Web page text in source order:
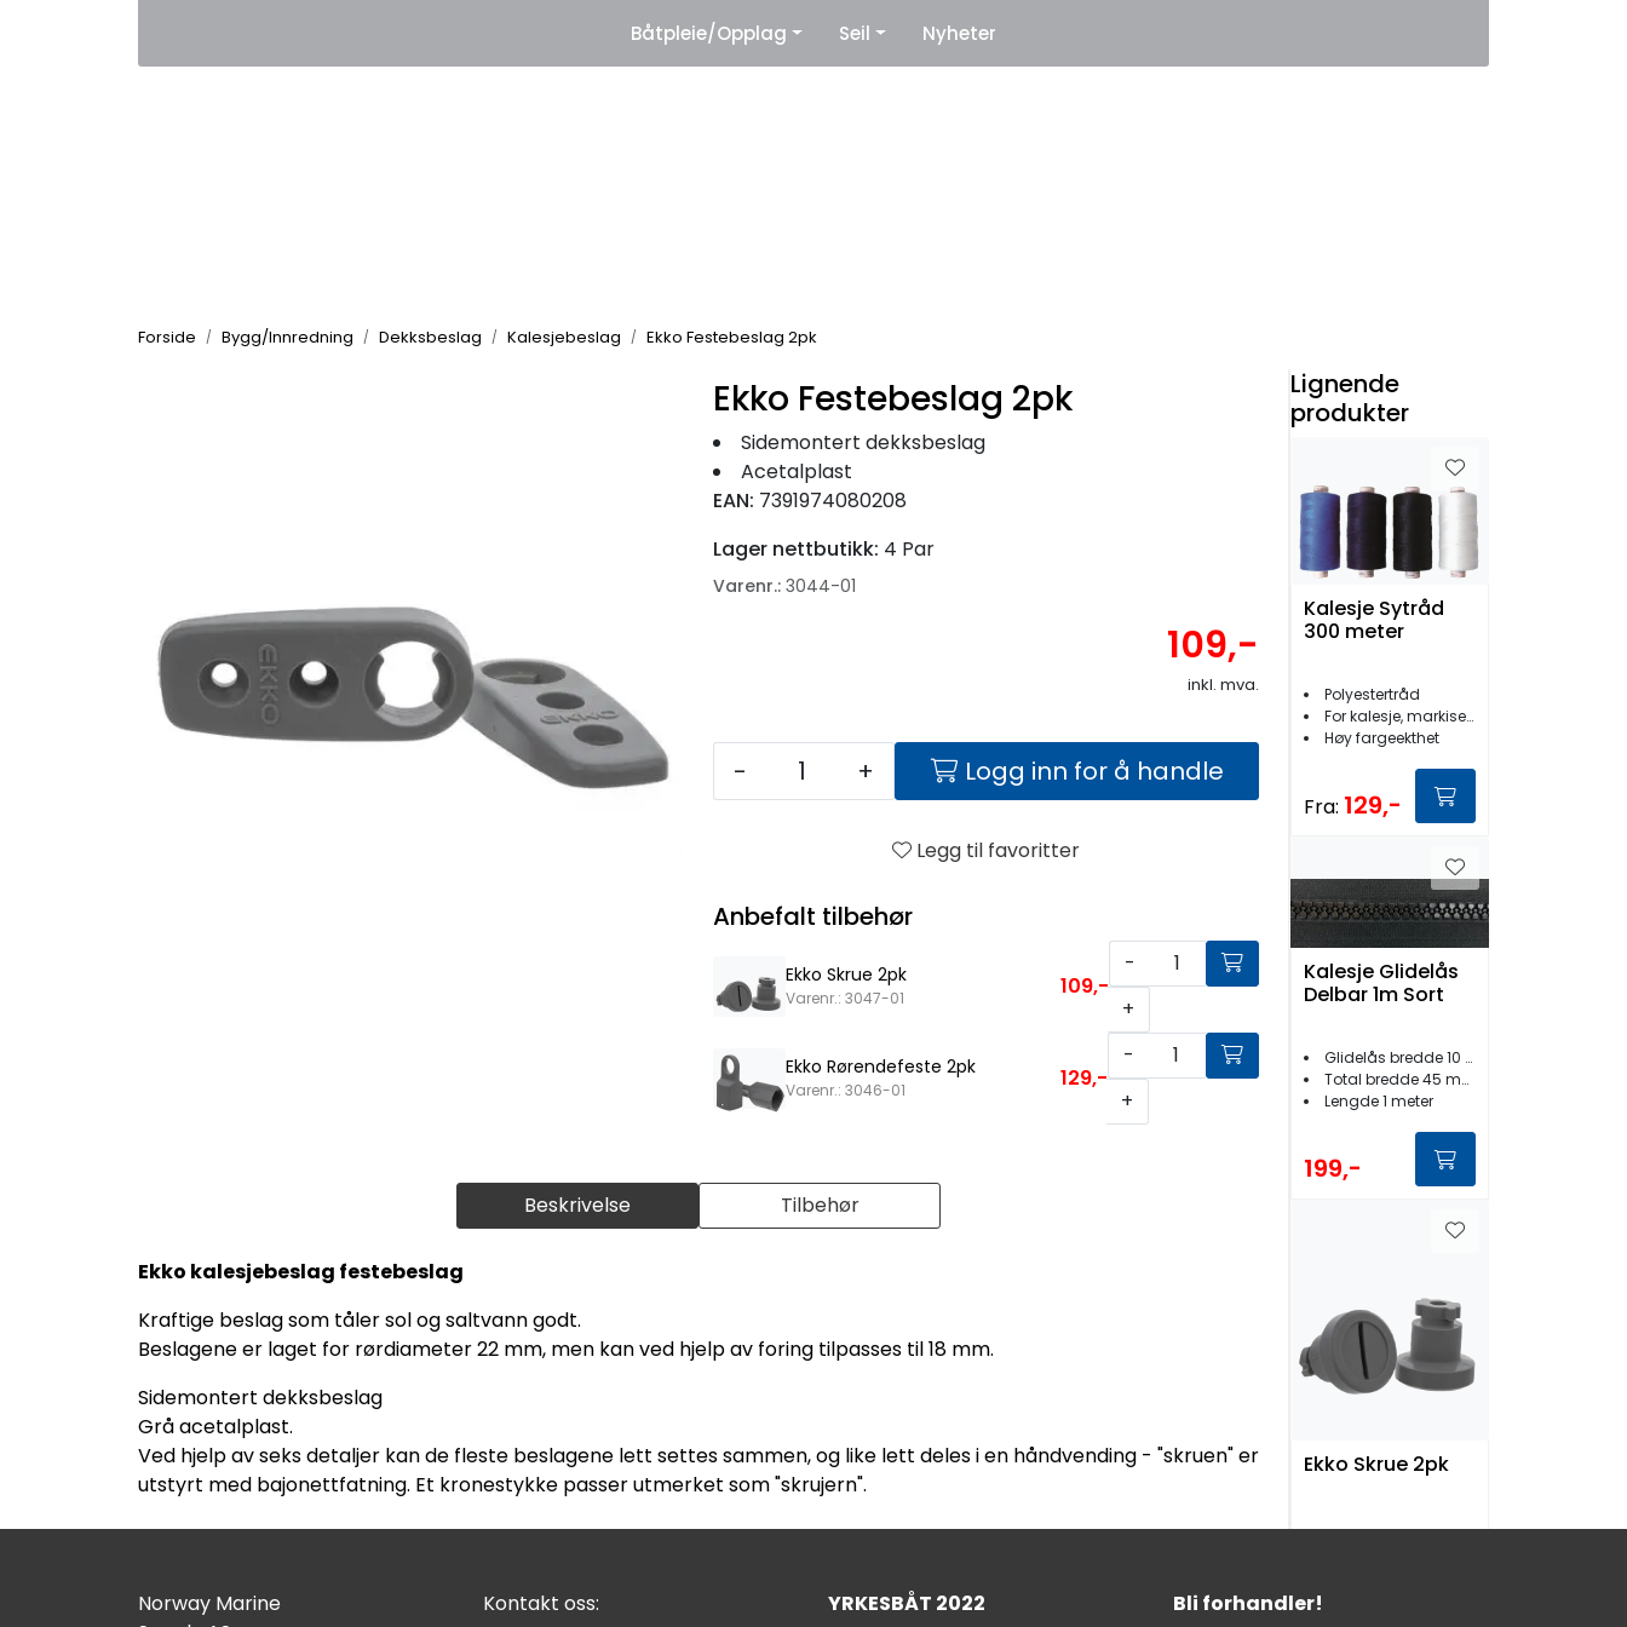
Leverandører
Båtpleie/Opplag Seil Nyheter
Forside Bygg/Innredning Dekksbeslag Kalesjebeslag Ekko Festebeslag 2pk
Beskrivelse Tilbehør
Ekko kalesjebeslag festebeslag
Kraftige beslag som tåler sol og saltvann godt.
Beslagene er laget for rørdiameter 22 mm, men kan ved hjelp av foring tilpasses til 18 mm.
Sidemontert dekksbeslag
Grå acetalplast.
Ved hjelp av seks detaljer kan de fleste beslagene lett settes sammen, og like lett deles i en håndvending - "skruen" er
utstyrt med bajonettfatning. Et kronestykke passer utmerket som "skrujern".
Ekko Festebeslag 2pk
Sidemontert dekksbeslag
Acetalplast
EAN: 7391974080208
Lager nettbutikk: 4 Par
Varenr.: 3044-01
109,-
inkl. mva.
- + Logg inn for å handle
Legg til favoritter
Lignende
produkter
Kalesje Sytråd
300 meter
Polyestertråd
For kalesje, markiser etc.
Høy fargeekthet
Fra: 129,-
Kalesje Glidelås
Delbar 1m Sort
Glidelås bredde 10 mm
Total bredde 45 mm
Lengde 1 meter
199,-
Ekko Skrue 2pk
Anbefalt tilbehør
Ekko Skrue 2pk
Varenr.: 3047-01 109,-
-
+
Ekko Rørendefeste 2pk
Varenr.: 3046-01 129,-
-
+
Norway Marine
Kontakt oss: YRKESBÅT 2022 Bli forhandler!